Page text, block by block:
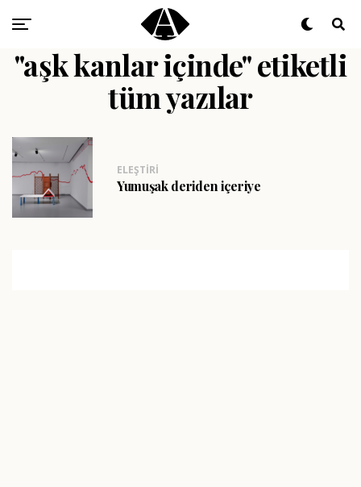
"aşk kanlar içinde" etiketli
tüm yazılar
ELEŞTIRI
Yumuşak deriden içeriye